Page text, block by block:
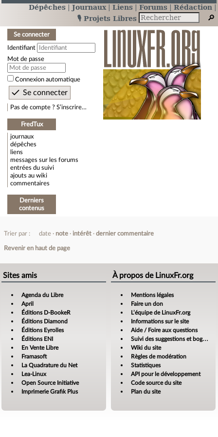
Dépêches Journaux Liens Forums
Rédaction
🎙️ Projets Libres
Se connecter
Identifiant
Mot de passe
Connexion automatique
Pas de compte ? S’inscrire…
FredTux
journaux
dépêches
liens
messages sur les forums
entrées du suivi
ajouts au wiki
commentaires
Derniers
contenus
Trier par : date note intérêt dernier commentaire
Revenir en haut de page
Sites amis
Agenda du Libre
April
Éditions D-BookeR
Éditions Diamond
Éditions Eyrolles
Éditions ENI
En Vente Libre
Framasoft
La Quadrature du Net
Lea-Linux
Open Source Initiative
Imprimerie Grafik Plus
À propos de LinuxFr.org
Mentions légales
Faire un don
L’équipe de LinuxFr.org
Informations sur le site
Aide / Foire aux questions
Suivi des suggestions et bogues
Wiki du site
Règles de modération
Statistiques
API pour le développement
Code source du site
Plan du site